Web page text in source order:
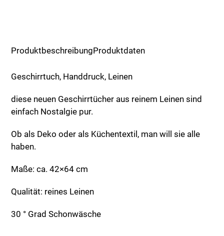
ProduktbeschreibungProduktdaten
Geschirrtuch, Handdruck, Leinen
diese neuen Geschirrtücher aus reinem Leinen sind
einfach Nostalgie pur.
Ob als Deko oder als Küchentextil, man will sie alle
haben.
Maße: ca. 42×64 cm
Qualität: reines Leinen
30 ° Grad Schonwäsche